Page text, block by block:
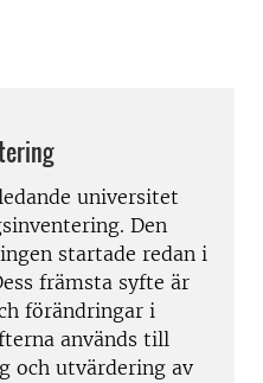
universitet
Den
startade redan i
främsta syfte är
förändringar i
används till
och utvärdering av